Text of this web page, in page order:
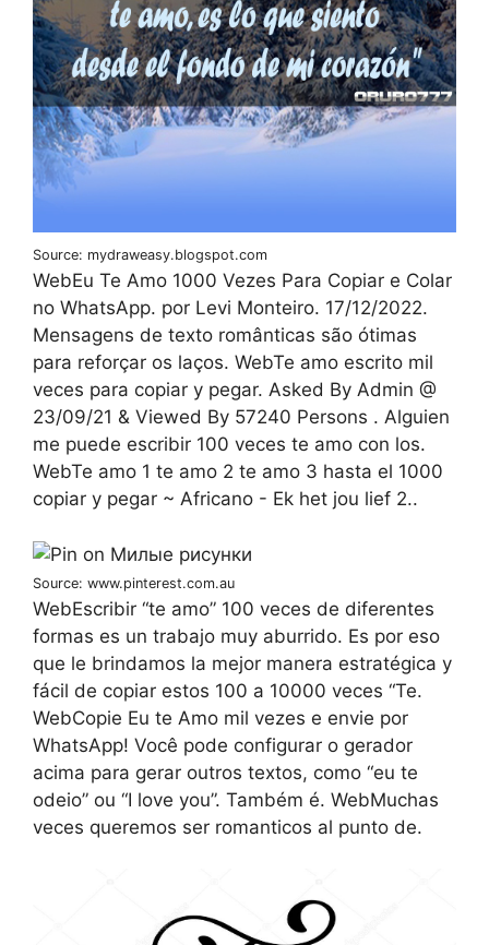
Source: mydraweasy.blogspot.com
WebEu Te Amo 1000 Vezes Para Copiar e Colar
no WhatsApp. por Levi Monteiro. 17/12/2022.
Mensagens de texto românticas são ótimas
para reforçar os laços. WebTe amo escrito mil
veces para copiar y pegar. Asked By Admin @
23/09/21 & Viewed By 57240 Persons . Alguien
me puede escribir 100 veces te amo con los.
WebTe amo 1 te amo 2 te amo 3 hasta el 1000
copiar y pegar ~ Africano - Ek het jou lief 2..
Source: www.pinterest.com.au
WebEscribir “te amo” 100 veces de diferentes
formas es un trabajo muy aburrido. Es por eso
que le brindamos la mejor manera estratégica y
fácil de copiar estos 100 a 10000 veces “Te.
WebCopie Eu te Amo mil vezes e envie por
WhatsApp! Você pode configurar o gerador
acima para gerar outros textos, como “eu te
odeio” ou “I love you”. Também é. WebMuchas
veces queremos ser romanticos al punto de.